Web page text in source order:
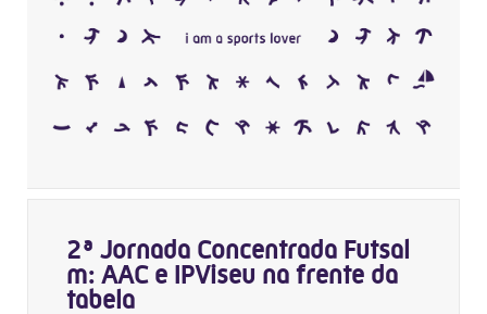
2ª Jornada Concentrada Futsal
m: AAC e IPViseu na frente da
tabela